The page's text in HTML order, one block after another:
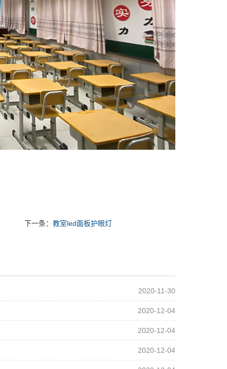
下一条： 教室led面板护眼灯
2020-11-30
2020-12-04
2020-12-04
2020-12-04